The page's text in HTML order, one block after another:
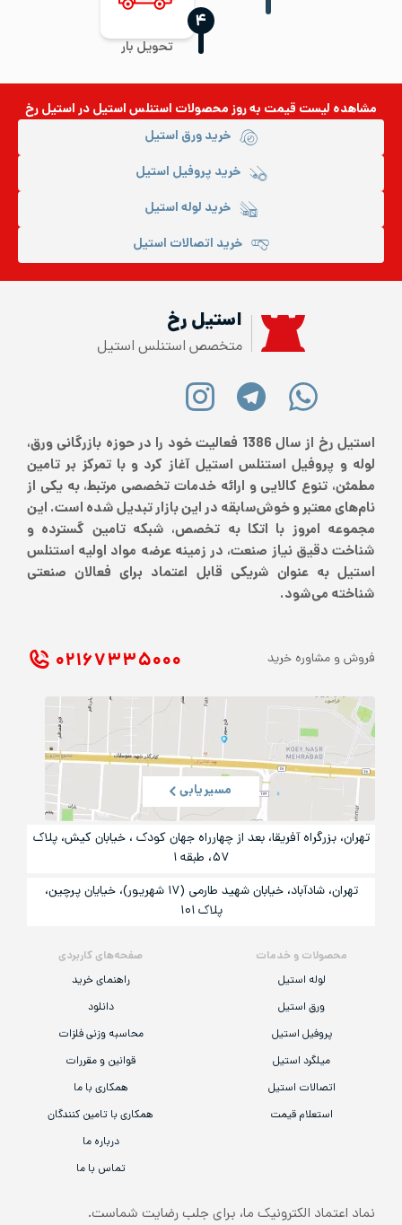
تحویل بار
‍۴
مشاهده لیست قیمت به روزمحصولات استنلس استیلدر استیل رخ
خرید ورق استیل
خرید پروفیل استیل
خرید لوله استیل
خرید اتصالات استیل
استیل رخ
متخصص استنلس استیل
استیل رخ از سال 1386 فعالیت خود را در حوزه بازرگانی ورق،
لوله و پروفیل استنلس استیل آغاز کرد و با تمرکز بر تامین
مطمئن، تنوع کالایی و ارائه خدمات تخصصی مرتبط، به یکی از
نام‌های معتبر و خوش‌سابقه در این بازار تبدیل شده است. این
مجموعه امروز با اتکا به تخصص، شبکه تامین گسترده و
شناخت دقیق نیاز صنعت، در زمینه عرضه مواد اولیه استنلس
استیل به عنوان شریکی قابل اعتماد برای فعالان صنعتی
شناخته می‌شود.
محصولات و خدمات
لوله استیل
ورق استیل
پروفیل استیل
میلگرد استیل
اتصالات استیل
استعلام قیمت
صفحه‌های کاربردی
راهنمای خرید
دانلود
محاسبه وزنی فلزات
قوانین و مقررات
همکاری با ما
همکاری با تامین کنندگان
درباره ما
تماس با ما
نماد اعتماد الکترونیک ما، برای جلب رضایت شماست.
فروش و مشاوره خرید ۰۲۱ ۶۷۳۳۵۰۰۰
مسیریابی
تهران، بزرگراه آفریقا، بعد از چهارراه جهان کودک ، خیابان کیش، پلاک
۵۷، طبقه ۱
تهران، شادآباد، خیابان شهید طارمی (۱۷ شهریور)، خیایان پرچین،
پلاک ۱۰۱